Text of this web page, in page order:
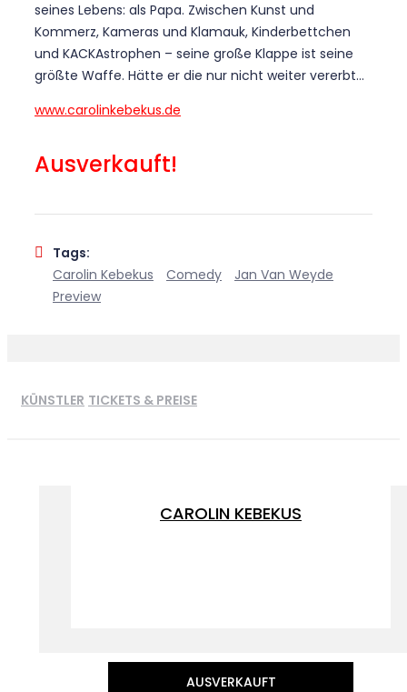
seines Lebens: als Papa. Zwischen Kunst und
Kommerz, Kameras und Klamauk, Kinderbettchen
und KACKAstrophen – seine große Klappe ist seine
größte Waffe. Hätte er die nur nicht weiter vererbt…
www.carolinkebekus.de
Ausverkauft!
Tags:
Carolin Kebekus
Comedy
Jan Van Weyde
Preview
KÜNSTLER TICKETS & PREISE
CAROLIN KEBEKUS
AUSVERKAUFT